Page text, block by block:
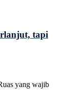
tapi
yang wajib